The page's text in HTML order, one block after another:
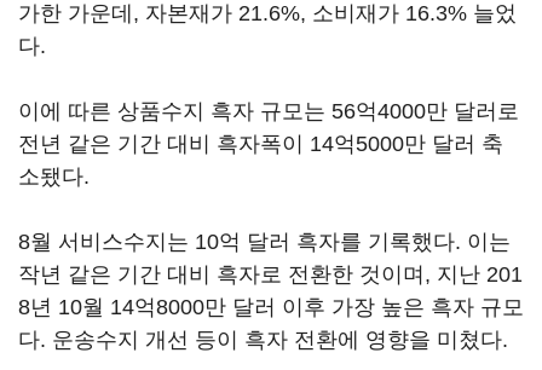
가한 가운데, 자본재가 21.6%, 소비재가 16.3% 늘었
다.
이에 따른 상품수지 흑자 규모는 56억4000만 달러로
전년 같은 기간 대비 흑자폭이 14억5000만 달러 축
소됐다.
8월 서비스수지는 10억 달러 흑자를 기록했다. 이는
작년 같은 기간 대비 흑자로 전환한 것이며, 지난 201
8년 10월 14억8000만 달러 이후 가장 높은 흑자 규모
다. 운송수지 개선 등이 흑자 전환에 영향을 미쳤다.